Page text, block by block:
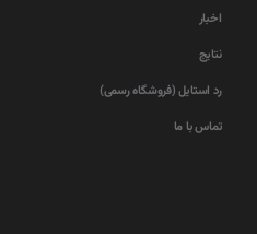
اخبار
نتایج
رد استایل (فروشگاه رسمی)
تماس با ما